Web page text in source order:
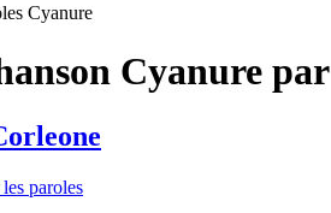
Cyanure
Cyanure par
paroles